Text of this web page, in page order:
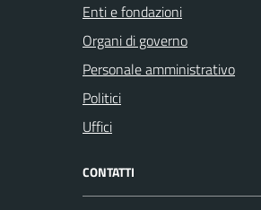
Enti e fondazioni
Organi di governo
Personale amministrativo
Politici
Uffici
CONTATTI